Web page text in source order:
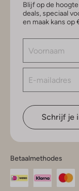
Blijf op de
deals, speciaal
en maak kans op
Schrijf je
Betaalmethodes